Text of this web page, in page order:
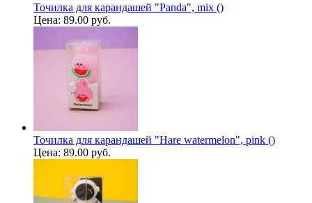
Точилка для карандашей "Panda", mix ()
Цена: 89.00 руб.
Точилка для карандашей "Hare watermelon", pink ()
Цена: 89.00 руб.